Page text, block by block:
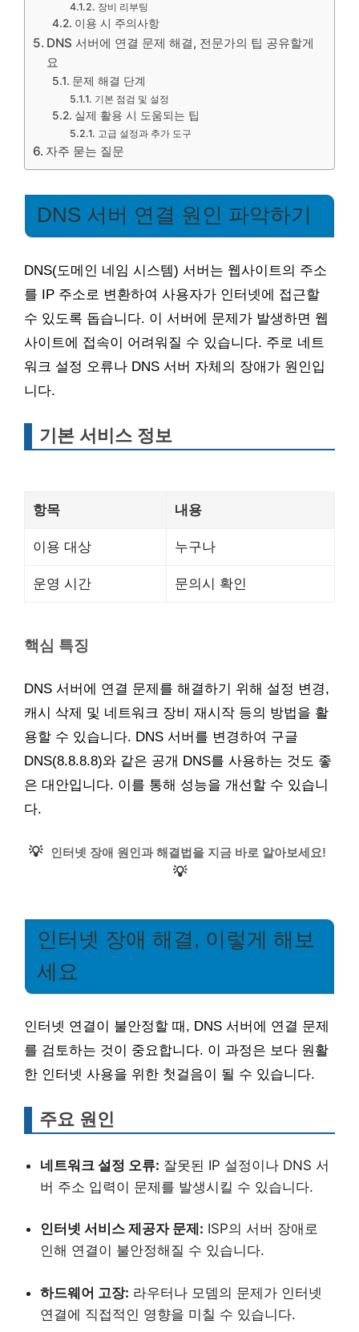
장비 리부팅
이용 시 주의사항
DNS 서버에 연결 문제 해결, 전문가의 팁 공유할게
요
문제 해결 단계
기본 점검 및 설정
실제 활용 시 도움되는 팁
고급 설정과 추가 도구
자주 묻는 질문
DNS 서버 연결 원인 파악하기
DNS(도메인 네임 시스템) 서버는 웹사이트의 주소
를 IP 주소로 변환하여 사용자가 인터넷에 접근할
수 있도록 돕습니다. 이 서버에 문제가 발생하면 웹
사이트에 접속이 어려워질 수 있습니다. 주로 네트
워크 설정 오류나 DNS 서버 자체의 장애가 원인입
니다.
기본 서비스 정보
항목 내용
이용 대상 누구나
운영 시간 문의시 확인
핵심 특징
DNS 서버에 연결 문제를 해결하기 위해 설정 변경,
캐시 삭제 및 네트워크 장비 재시작 등의 방법을 활
용할 수 있습니다. DNS 서버를 변경하여 구글
DNS(8.8.8.8)와 같은 공개 DNS를 사용하는 것도 좋
은 대안입니다. 이를 통해 성능을 개선할 수 있습니
다.
💡 인터넷 장애 원인과 해결법을 지금 바로 알아보세요!
💡
인터넷 장애 해결, 이렇게 해보
세요
인터넷 연결이 불안정할 때, DNS 서버에 연결 문제
를 검토하는 것이 중요합니다. 이 과정은 보다 원활
한 인터넷 사용을 위한 첫걸음이 될 수 있습니다.
주요 원인
네트워크 설정 오류: 잘못된 IP 설정이나 DNS 서
버 주소 입력이 문제를 발생시킬 수 있습니다.
인터넷 서비스 제공자 문제: ISP의 서버 장애로
인해 연결이 불안정해질 수 있습니다.
하드웨어 고장: 라우터나 모뎀의 문제가 인터넷
연결에 직접적인 영향을 미칠 수 있습니다.